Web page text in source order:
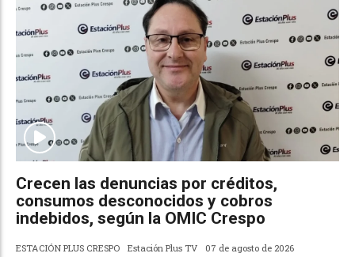
Crecen las denuncias por créditos,
consumos desconocidos y cobros
indebidos, según la OMIC Crespo
ESTACIÓN PLUS CRESPO Estación Plus TV 07 de agosto de 2026